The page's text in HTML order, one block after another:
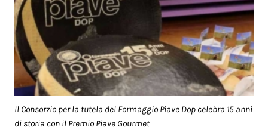
Il Consorzio per la tutela del Formaggio Piave Dop celebra 15 anni
di storia con il Premio Piave Gourmet